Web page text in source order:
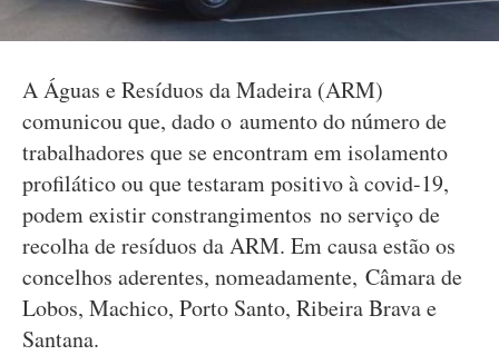
A Águas e Resíduos da Madeira (ARM)
comunicou que, dado o aumento do número de
trabalhadores que se encontram em isolamento
profilático ou que testaram positivo à covid-19,
podem existir constrangimentos no serviço de
recolha de resíduos da ARM. Em causa estão os
concelhos aderentes, nomeadamente, Câmara de
Lobos, Machico, Porto Santo, Ribeira Brava e
Santana.